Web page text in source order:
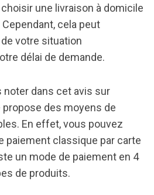
une livraison à domicile
cela peut
votre situation
délai de demande.
noter dans cet avis sur
des moyens de
En effet, vous pouvez
paiement classique par carte
un mode de paiement en 4
de produits.